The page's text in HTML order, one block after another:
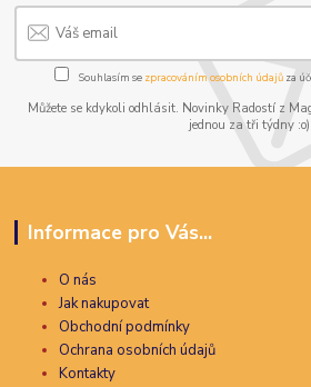
Souhlasím se zpracováním osobních údajůza
Můžete se kdykoli odhlásit. Novinky Radostí z
jednou za tři týdny :o)
Informace pro Vás...
O nás
Jak nakupovat
Obchodní podmínky
Ochrana osobních údajů
Kontakty